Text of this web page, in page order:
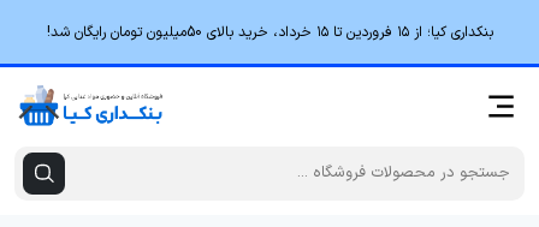
بنکداری کیا؛ از ۱۵ فروردین تا ۱۵ خرداد، خرید بالای 50میلیون تومان رایگان شد!